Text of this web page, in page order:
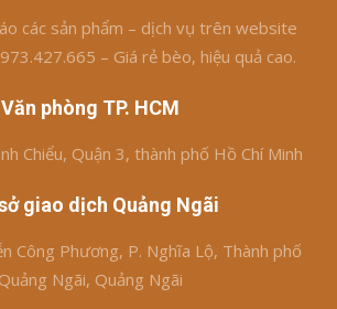
các sản phẩm – dịch vụ trên website
– Giá rẻ bèo, hiệu quả cao.
Văn phòng TP. HCM
Chiểu, Quận 3, thành phố Hồ Chí Minh
giao dịch Quảng Ngãi
Công Phương, P. Nghĩa Lộ, Thành phố
Quảng Ngãi, Quảng Ngãi